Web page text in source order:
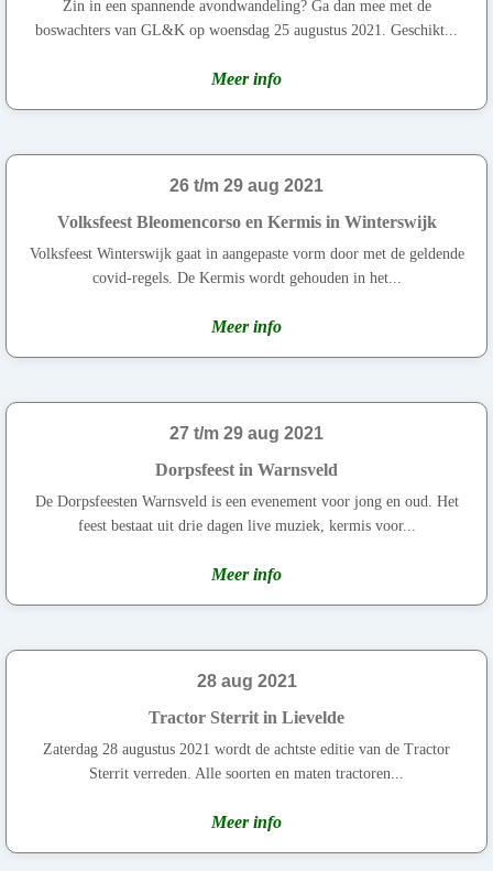
Zin in een spannende avondwandeling? Ga dan mee met de
boswachters van GL&K op woensdag 25 augustus 2021. Geschikt...
Meer info
26 t/m 29 aug 2021
Volksfeest Bleomencorso en Kermis in Winterswijk
Volksfeest Winterswijk gaat in aangepaste vorm door met de geldende
covid-regels. De Kermis wordt gehouden in het...
Meer info
27 t/m 29 aug 2021
Dorpsfeest in Warnsveld
De Dorpsfeesten Warnsveld is een evenement voor jong en oud. Het
feest bestaat uit drie dagen live muziek, kermis voor...
Meer info
28 aug 2021
Tractor Sterrit in Lievelde
Zaterdag 28 augustus 2021 wordt de achtste editie van de Tractor
Sterrit verreden. Alle soorten en maten tractoren...
Meer info